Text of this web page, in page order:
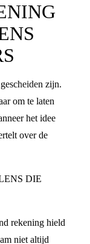
zijn.
om te laten
het idee
over de
DIE
rekening hield
niet altijd